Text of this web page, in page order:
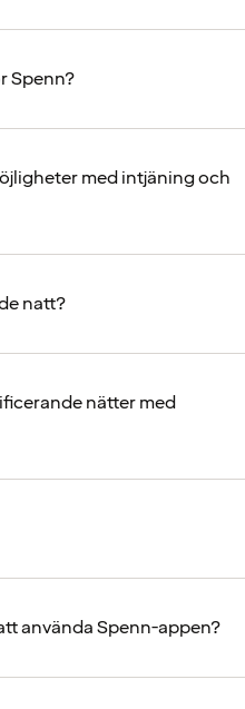
Spenn?
med intjäning och
natt?
nätter med
använda Spenn-appen?